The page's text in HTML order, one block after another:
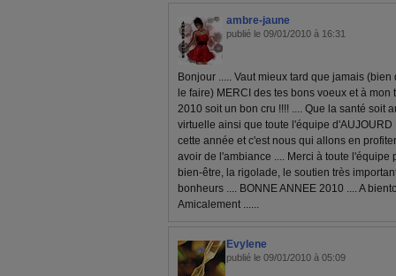
ambre-jaune
publié le 09/01/2010 à 16:31
Bonjour ..... Vaut mieux tard que jamais
le faire) MERCI des tes bons voeux et à
2010 soit un bon cru !!!! .... Que la santé soit
virtuelle ainsi que toute l'équipe
cette année et c'est nous qui allons en
avoir de l'ambiance .... Merci à toute l'équipe
bien-être, la rigolade, le soutien très
bonheurs .... BONNE ANNEE 2010 .... A
Amicalement ......
Evylene
publié le 09/01/2010 à 05:09